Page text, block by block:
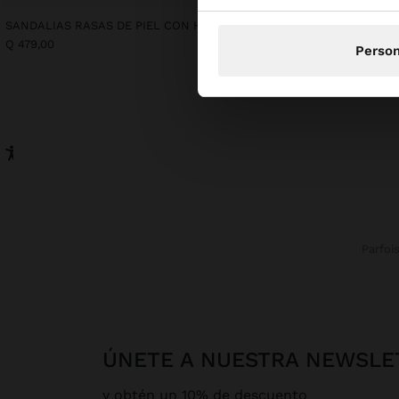
Q 479,00
ÚNETE A NUESTRA
y obtén un 10% de descuento